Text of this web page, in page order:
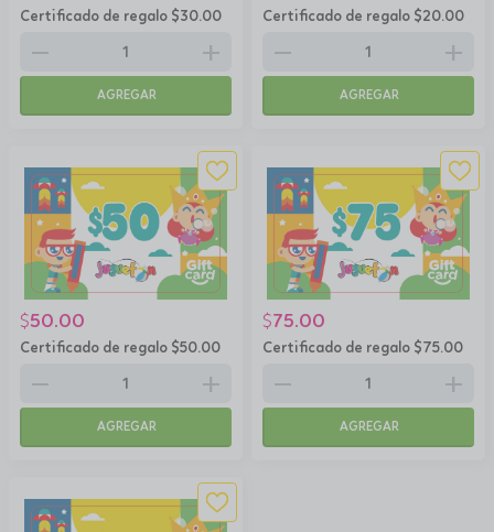
Certificado de regalo $30.00
remove add
AGREGAR
Certificado de regalo $20.00
remove add
AGREGAR
Certificado de regalo $50.00
$50.00
remove add
AGREGAR
Certificado de regalo $75.00
$75.00
remove add
AGREGAR